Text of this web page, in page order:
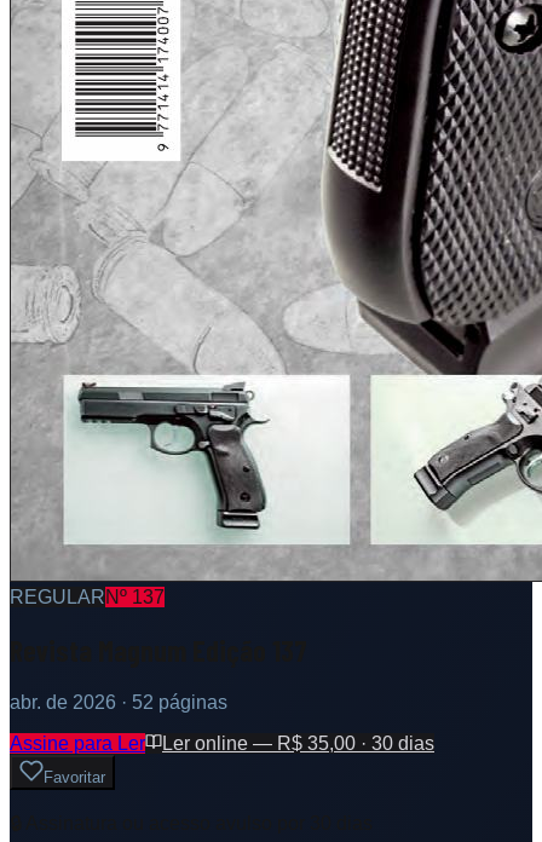
REGULARNº 137
abr. de 2026 · 52 páginas
Assine para Ler
Ler online — R$ 35,00 · 30 dias
Favoritar